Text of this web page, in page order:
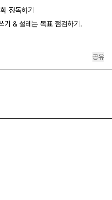
정독하기
기 & 설레는 목표 점검하기.
공유